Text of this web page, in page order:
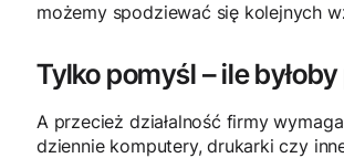
możemy spodziewać się kolejnych
Tylko pomyśl – ile
A przecież działalność firmy
dziennie komputery, drukarki czy